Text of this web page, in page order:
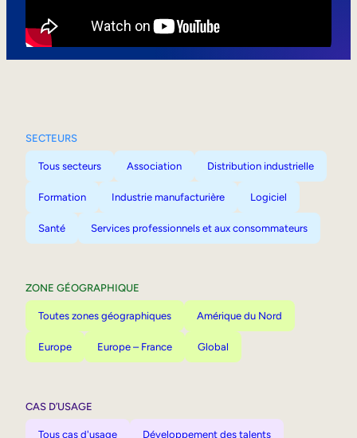
SECTEURS
Tous secteurs Association Distribution industrielle
Formation Industrie manufacturière Logiciel
Santé Services professionnels et aux consommateurs
ZONE GÉOGRAPHIQUE
Toutes zones géographiques Amérique du Nord
Europe Europe – France Global
CAS D’USAGE
Tous cas d'usage Développement des talents